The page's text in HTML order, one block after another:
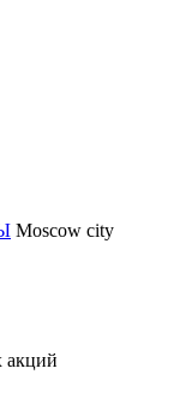
Moscow city
акций